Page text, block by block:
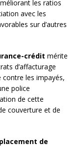
les ratios
avec les
sur d’autres
crédit mérite
d’affacturage
contre les impayés,
police
de cette
couverture et de
de